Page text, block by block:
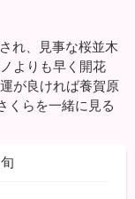
れ、見事な桜並木
よりも早く開花
が良ければ養賀原
くらを一緒に見る